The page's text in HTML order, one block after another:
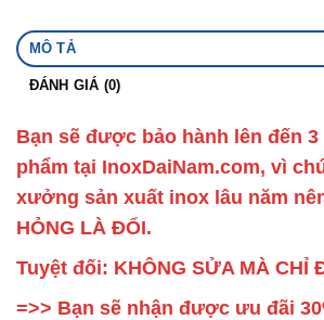
MÔ TẢ
ĐÁNH GIÁ (0)
Bạn sẽ được bảo hành lên đến
phẩm tại InoxDaiNam.com, vì
xưởng sản xuất inox lâu năm
HỎNG LÀ ĐỔI.
Tuyệt đối: KHÔNG SỬA MÀ CHỈ
=>> Bạn sẽ nhận được ưu đãi